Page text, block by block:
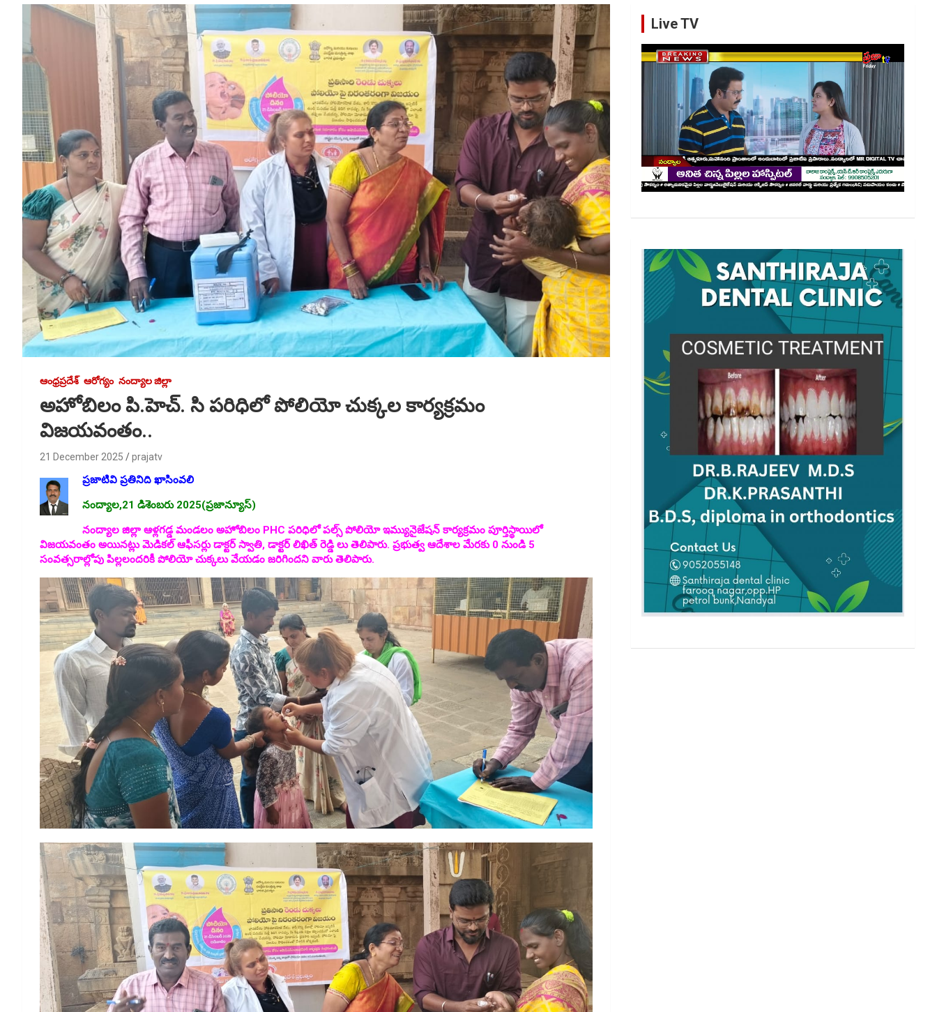
ఆంధ్రప్రదేశ్ ఆరోగ్యం నంద్యాల జిల్లా
అహోబిలం పి.హెచ్. సి పరిధిలో పోలియో చుక్కల కార్యక్రమం
విజయవంతం..
21 December 2025 prajatv
ప్రజాటివి ప్రతినిది ఖాసింవలి
నంద్యాల,21 డిశెంబరు 2025(ప్రజాన్యూస్)
నంద్యాల జిల్లా ఆళ్లగడ్డ మండలం అహోబిలం PHC పరిధిలో పల్స్ పోలియో ఇమ్యునైజేషన్ కార్యక్రమం పూర్తిస్థాయిలో
విజయవంతం అయినట్లు మెడికల్ ఆఫీసర్లు డాక్టర్ స్వాతి, డాక్టర్ లిఖిత్ రెడ్డి లు తెలిపారు. ప్రభుత్వ ఆదేశాల మేరకు 0 నుండి 5
సంవత్సరాల్లోపు పిల్లలందరికీ పోలియో చుక్కలు వేయడం జరిగిందని వారు తెలిపారు.
Live TV